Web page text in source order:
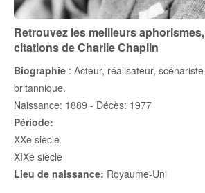
Retrouvez les meilleurs
citations de Charlie Chaplin
Biographie : Acteur, réalisateur,
britannique.
Naissance: 1889 - Décès: 1977
Période:
XXe siècle
XIXe siècle
Lieu de naissance: Royaume-Uni